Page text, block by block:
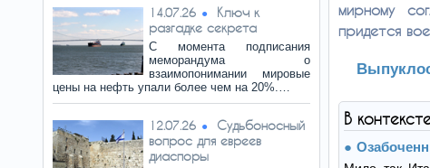
14.07.26
Ключ к
разгадке секрета
С момента подписания
меморандума о
взаимопонимании мировые
цены на нефть упали более чем на 20%.…
12.07.26
Судьбоносный
вопрос для евреев
диаспоры
мирному
придется
В